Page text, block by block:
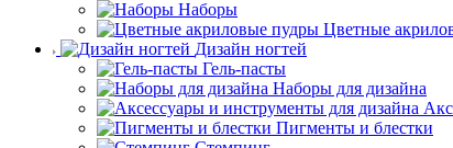
Наборы
Цветные
Дизайн ногтей
Гель-пасты
Наборы для дизайна
Пигменты и блестки